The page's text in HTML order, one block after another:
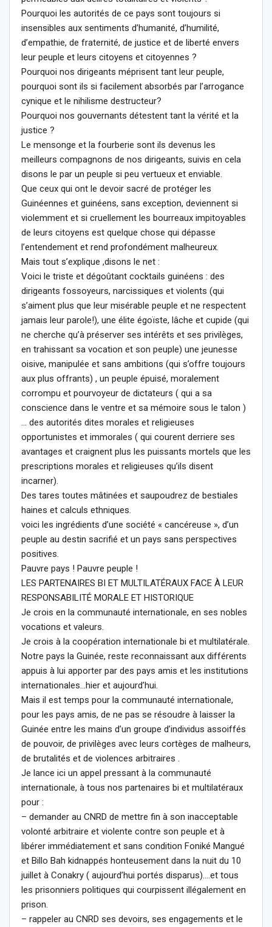
Pourquoi les autorités de ce pays sont toujours si
insensibles aux sentiments d’humanité, d’humilité,
d’empathie, de fraternité, de justice et de liberté envers
leur peuple et leurs citoyens et citoyennes ?
Pourquoi nos dirigeants méprisent tant leur peuple,
pourquoi sont ils si facilement absorbés par l’arrogance
cynique et le nihilisme destructeur?
Pourquoi nos gouvernants détestent tant la vérité et la
justice ?
Le mensonge et la fourberie sont ils devenus les
meilleurs compagnons de nos dirigeants, suivis en cela
disons le par un peuple si peu vertueux et enviable.
Que ceux qui ont le devoir sacré de protéger les
Guinéennes et guinéens, sans exception, deviennent si
violemment et si cruellement les bourreaux impitoyables
de leurs citoyens est quelque chose qui dépasse
l’entendement et rend profondément malheureux.
Mais tout s’explique ,disons le net :
Voici le triste et dégoûtant cocktails guinéens : des
dirigeants fossoyeurs, narcissiques et violents (qui
s’aiment plus que leur misérable peuple et ne respectent
jamais leur parole!), une élite égoïste, lâche et cupide (qui
ne cherche qu’à préserver ses intérêts et ses privilèges,
en trahissant sa vocation et son peuple) une jeunesse
oisive, manipulée et sans ambitions (qui s’offre toujours
aux plus offrants) , un peuple épuisé, moralement
corrompu et pourvoyeur de dictateurs ( qui a sa
conscience dans le ventre et sa mémoire sous le talon )
… des autorités dites morales et religieuses
opportunistes et immorales ( qui courent derriere ses
avantages et craignent plus les puissants mortels que les
prescriptions morales et religieuses qu’ils disent
incarner).
Des tares toutes mâtinées et saupoudrez de bestiales
haines et calculs ethniques.
voici les ingrédients d’une société « cancéreuse », d’un
peuple au destin sacrifié et un pays sans perspectives
positives.
Pauvre pays ! Pauvre peuple !
LES PARTENAIRES BI ET MULTILATÉRAUX FACE À LEUR
RESPONSABILITÉ MORALE ET HISTORIQUE
Je crois en la communauté internationale, en ses nobles
vocations et valeurs.
Je crois à la coopération internationale bi et multilatérale.
Notre pays la Guinée, reste reconnaissant aux différents
appuis à lui apporter par des pays amis et les institutions
internationales…hier et aujourd’hui.
Mais il est temps pour la communauté internationale,
pour les pays amis, de ne pas se résoudre à laisser la
Guinée entre les mains d’un groupe d’individus assoiffés
de pouvoir, de privilèges avec leurs cortèges de malheurs,
de brutalités et de violences arbitraires .
Je lance ici un appel pressant à la communauté
internationale, à tous nos partenaires bi et multilatéraux
pour :
– demander au CNRD de mettre fin à son inacceptable
volonté arbitraire et violente contre son peuple et à
libérer immédiatement et sans condition Foniké Mangué
et Billo Bah kidnappés honteusement dans la nuit du 10
juillet à Conakry ( aujourd’hui portés disparus)….et tous
les prisonniers politiques qui courpissent illégalement en
prison.
– rappeler au CNRD ses devoirs, ses engagements et le